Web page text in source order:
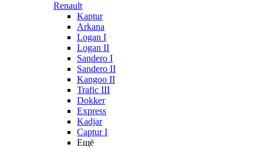
Renault
Kaptur
Arkana
Logan I
Logan II
Sandero I
Sandero II
Kangoo II
Trafic III
Dokker
Express
Kadjar
Captur I
Ещё